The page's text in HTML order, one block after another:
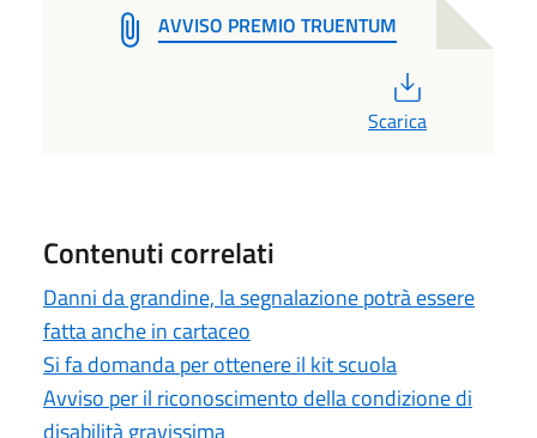
AVVISO PREMIO TRUENTUM
Scarica
Contenuti correlati
Danni da grandine, la segnalazione potrà essere
fatta anche in cartaceo
Si fa domanda per ottenere il kit scuola
Avviso per il riconoscimento della condizione di
disabilità gravissima